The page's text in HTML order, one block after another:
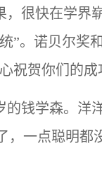
很快在学界
”。诺贝尔奖
祝贺你们的成
的钱学森。洋
一点聪明都